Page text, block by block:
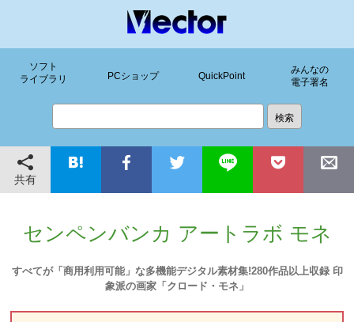
ソフト
ライブラリ
PCショップ QuickPoint
みんなの
電子署名
共有
センペンバンカ アートラボ モネ
すべてが「商用利用可能」な多機能デジタル素材集!280作品以上収録 印
象派の画家「クロード・モネ」